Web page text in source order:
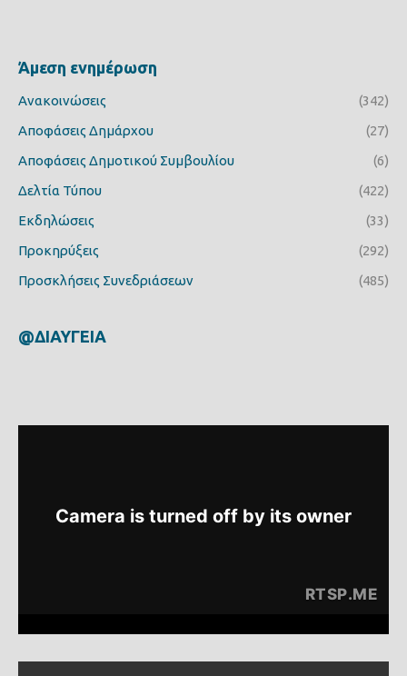
Άμεση ενημέρωση
Ανακοινώσεις
(342)
Αποφάσεις Δημάρχου
(27)
Αποφάσεις Δημοτικού Συμβουλίου
(6)
Δελτία Τύπου
(422)
Εκδηλώσεις
(33)
Προκηρύξεις
(292)
Προσκλήσεις Συνεδριάσεων
(485)
@ΔΙΑΥΓΕΙΑ